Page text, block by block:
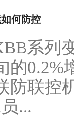
何防控
系列
的0.2%
防联控
...